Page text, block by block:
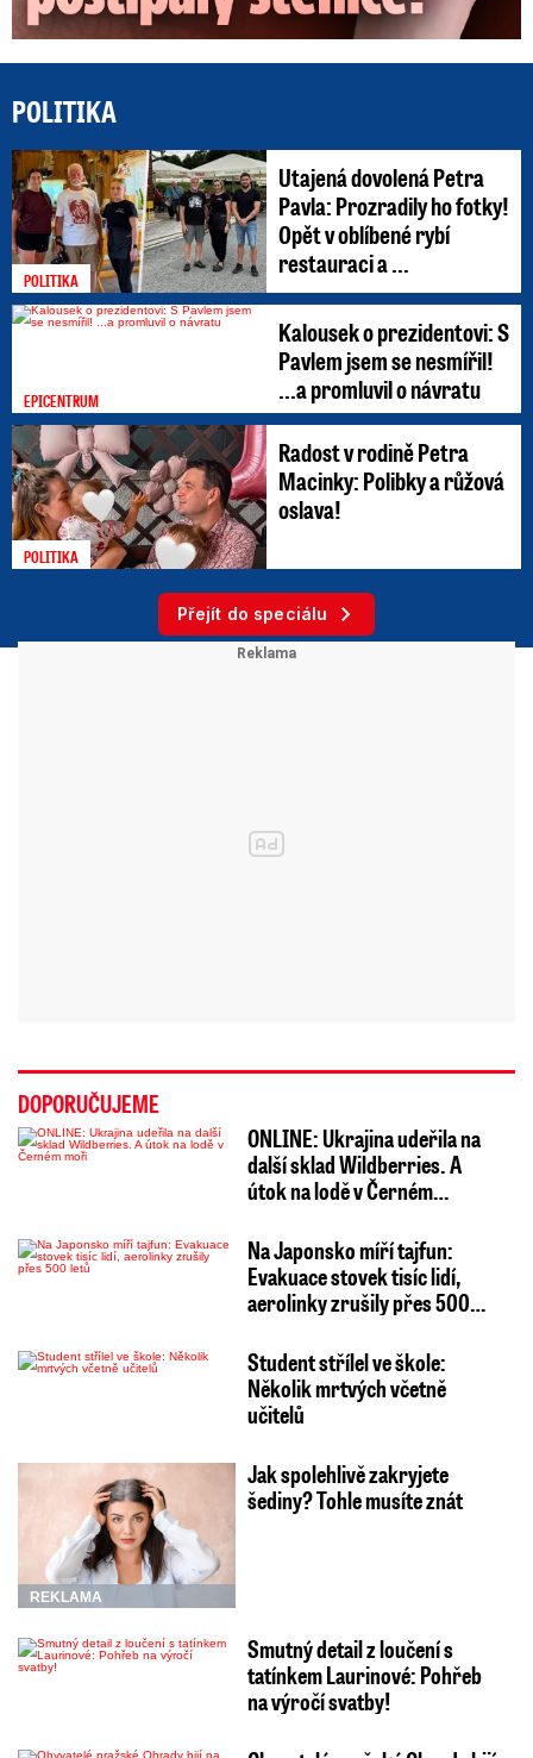
POLITIKA
POLITIKA
Utajená dovolená Petra
Pavla: Prozradily ho fotky!
Opět v oblíbené rybí
restauraci a ...
EPICENTRUM
Kalousek o prezidentovi: S
Pavlem jsem se nesmířil!
...a promluvil o návratu
POLITIKA
Radost v rodině Petra
Macinky: Polibky a růžová
oslava!
Přejít do speciálu
DOPORUČUJEME
ONLINE: Ukrajina udeřila na
další sklad Wildberries. A
útok na lodě v Černém…
Na Japonsko míří tajfun:
Evakuace stovek tisíc lidí,
aerolinky zrušily přes 500…
Student střílel ve škole:
Několik mrtvých včetně
učitelů
REKLAMA
Jak spolehlivě zakryjete
šediny? Tohle musíte znát
Smutný detail z loučení s
tatínkem Laurinové: Pohřeb
na výročí svatby!